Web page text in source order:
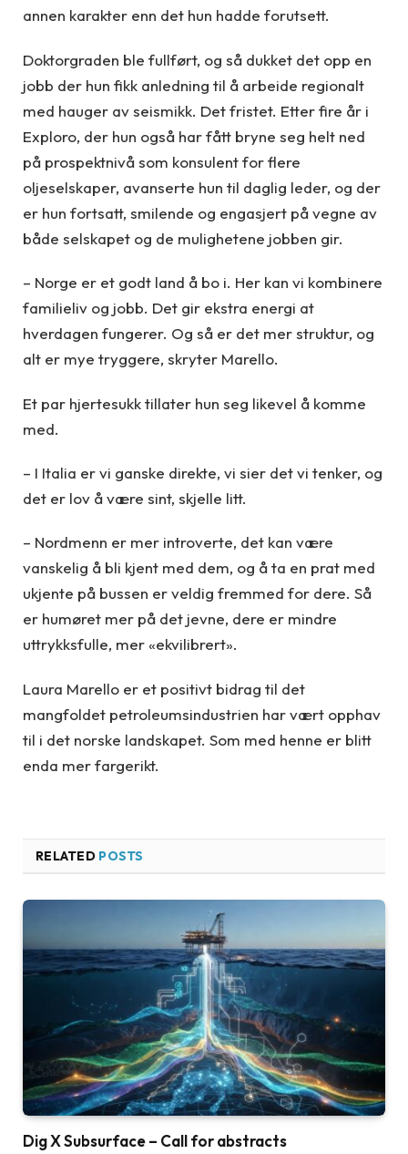
annen karakter enn det hun hadde forutsett.
Doktorgraden ble fullført, og så dukket det opp en
jobb der hun fikk anledning til å arbeide regionalt
med hauger av seismikk. Det fristet. Etter fire år i
Exploro, der hun også har fått bryne seg helt ned
på prospektnivå som konsulent for flere
oljeselskaper, avanserte hun til daglig leder, og der
er hun fortsatt, smilende og engasjert på vegne av
både selskapet og de mulighetene jobben gir.
– Norge er et godt land å bo i. Her kan vi kombinere
familieliv og jobb. Det gir ekstra energi at
hverdagen fungerer. Og så er det mer struktur, og
alt er mye tryggere, skryter Marello.
Et par hjertesukk tillater hun seg likevel å komme
med.
– I Italia er vi ganske direkte, vi sier det vi tenker, og
det er lov å være sint, skjelle litt.
– Nordmenn er mer introverte, det kan være
vanskelig å bli kjent med dem, og å ta en prat med
ukjente på bussen er veldig fremmed for dere. Så
er humøret mer på det jevne, dere er mindre
uttrykksfulle, mer «ekvilibrert».
Laura Marello er et positivt bidrag til det
mangfoldet petroleumsindustrien har vært opphav
til i det norske landskapet. Som med henne er blitt
enda mer fargerikt.
RELATED POSTS
Dig X Subsurface – Call for abstracts